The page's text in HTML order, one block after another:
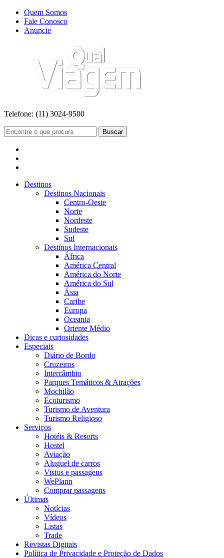
Quem Somos
Fale Conosco
Anuncie
Telefone: (11) 3024-9500
Buscar
Destinos
Destinos Nacionais
Centro-Oeste
Norte
Nordeste
Sudeste
Sul
Destinos Internacionais
África
América Central
América do Norte
América do Sul
Ásia
Caribe
Europa
Oceania
Oriente Médio
Dicas e curiosidades
Especiais
Diário de Bordo
Cruzeiros
Intercâmbio
Parques Temáticos & Atrações
Mochilão
Ecoturismo
Turismo de Aventura
Turismo Religioso
Serviços
Hotéis & Resorts
Hostel
Aviação
Aluguel de carros
Vistos e passagens
WePlann
Comprar passagens
Últimas
Notícias
Vídeos
Listas
Trade
Revistas Digitais
Política de Privacidade e Proteção de Dados